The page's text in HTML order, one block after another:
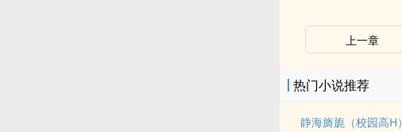
上一章
热门小说推荐
静海旖旎（校园高H）